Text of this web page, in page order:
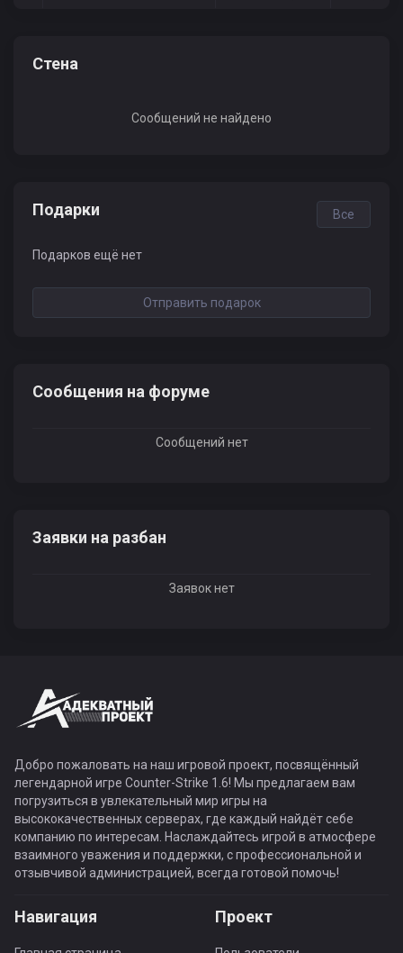
Стена
Сообщений не найдено
Подарки Все
Подарков ещё нет
Отправить подарок
Сообщения на форуме
Сообщений нет
Заявки на разбан
Заявок нет
Добро пожаловать на наш игровой проект, посвящённый
легендарной игре Counter-Strike 1.6! Мы предлагаем вам
погрузиться в увлекательный мир игры на
высококачественных серверах, где каждый найдёт себе
компанию по интересам. Наслаждайтесь игрой в атмосфере
взаимного уважения и поддержки, с профессиональной и
отзывчивой администрацией, всегда готовой помочь!
Навигация Проект